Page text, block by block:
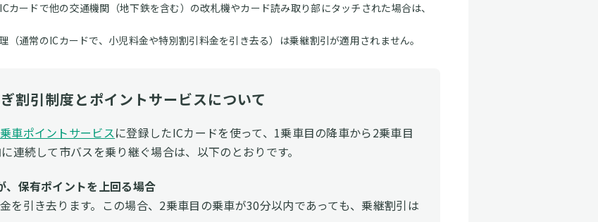
カードで他の交通機関（地下鉄を含む）の改札機やカード読み取り部にタッチされた場合は、
（通常のICカードで、小児料金や特別割引料金を引き去る）は乗継割引が適用されません。
割引制度とポイントサービスについて
車ポイントサービスに登録したICカードを使って、1乗車目の降車から2乗車目
連続して市バスを乗り継ぐ場合は、以下のとおりです。
、保有ポイントを上回る場合
を引き去ります。この場合、2乗車目の乗車が30分以内であっても、乗継割引は